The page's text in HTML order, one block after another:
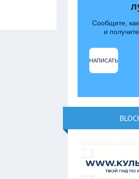
Сообщите,
и
НАПИСАТЬ